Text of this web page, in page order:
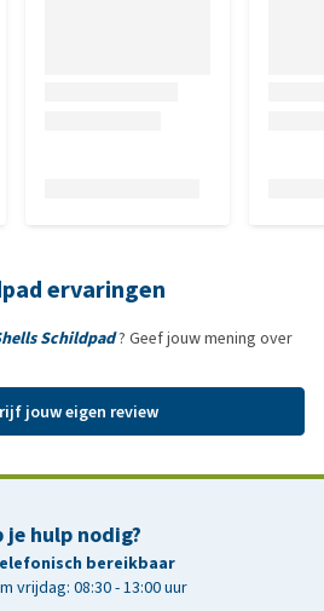
ervaringen
Schildpad? Geef jouw mening over
jouw eigen review
je hulp nodig?
bereikbaar
vrijdag: 08:30 - 13:00 uur